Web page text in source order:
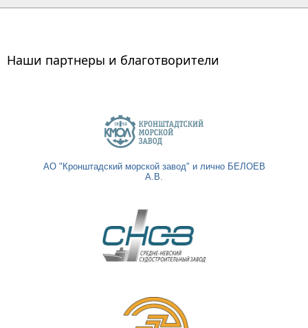
Наши партнеры и благотворители
АО "Кронштадский морской завод" и лично БЕЛОЕВ
А.В.